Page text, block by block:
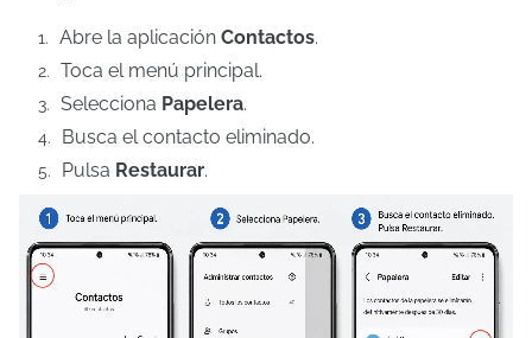
Abre la aplicación Contactos.
Toca el menú principal.
Selecciona Papelera.
Busca el contacto eliminado.
Pulsa Restaurar.